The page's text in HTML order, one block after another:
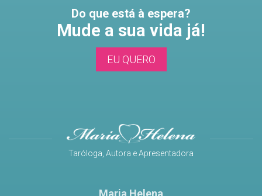
Do que está à espera?
Mude a sua vida já!
EU QUERO
Taróloga, Autora e Apresentadora
Maria Helena